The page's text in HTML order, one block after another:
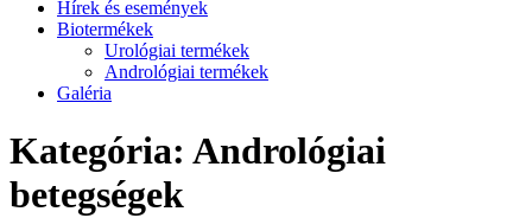
Hírek és események
Biotermékek
Urológiai termékek
Andrológiai termékek
Galéria
Kategória: Andrológiai
betegségek